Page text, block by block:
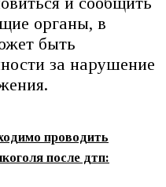
органы, в
быть
за нарушение
проводить
после дтп: